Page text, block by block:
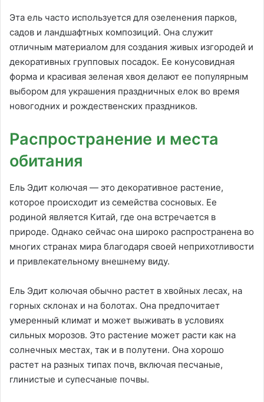
Эта ель часто используется для озеленения парков,
садов и ландшафтных композиций. Она служит
отличным материалом для создания живых изгородей и
декоративных групповых посадок. Ее конусовидная
форма и красивая зеленая хвоя делают ее популярным
выбором для украшения праздничных елок во время
новогодних и рождественских праздников.
Распространение и места
обитания
Ель Эдит колючая — это декоративное растение,
которое происходит из семейства сосновых. Ее
родиной является Китай, где она встречается в
природе. Однако сейчас она широко распространена во
многих странах мира благодаря своей неприхотливости
и привлекательному внешнему виду.
Ель Эдит колючая обычно растет в хвойных лесах, на
горных склонах и на болотах. Она предпочитает
умеренный климат и может выживать в условиях
сильных морозов. Это растение может расти как на
солнечных местах, так и в полутени. Она хорошо
растет на разных типах почв, включая песчаные,
глинистые и супесчаные почвы.